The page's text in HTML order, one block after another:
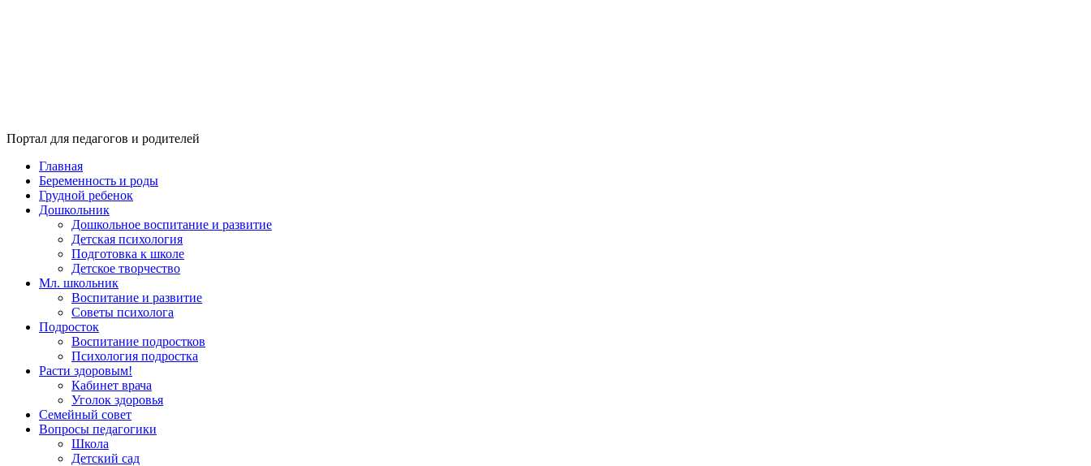
Портал для педагогов и родителей
Главная
Беременность и роды
Грудной ребенок
Дошкольник
Дошкольное воспитание и развитие
Детская психология
Подготовка к школе
Детское творчество
Мл. школьник
Воспитание и развитие
Советы психолога
Подросток
Воспитание подростков
Психология подростка
Расти здоровым!
Кабинет врача
Уголок здоровья
Семейный совет
Вопросы педагогики
Школа
Детский сад